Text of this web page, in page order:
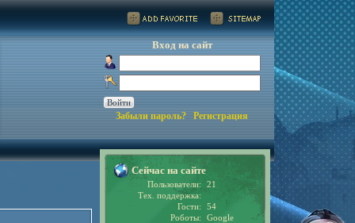
Вход на сайт
Забыли пароль? Регистрация
Сейчас на сайте
Пользователи:
21
Тех. поддержка:
Гости:
54
Роботы:
Google